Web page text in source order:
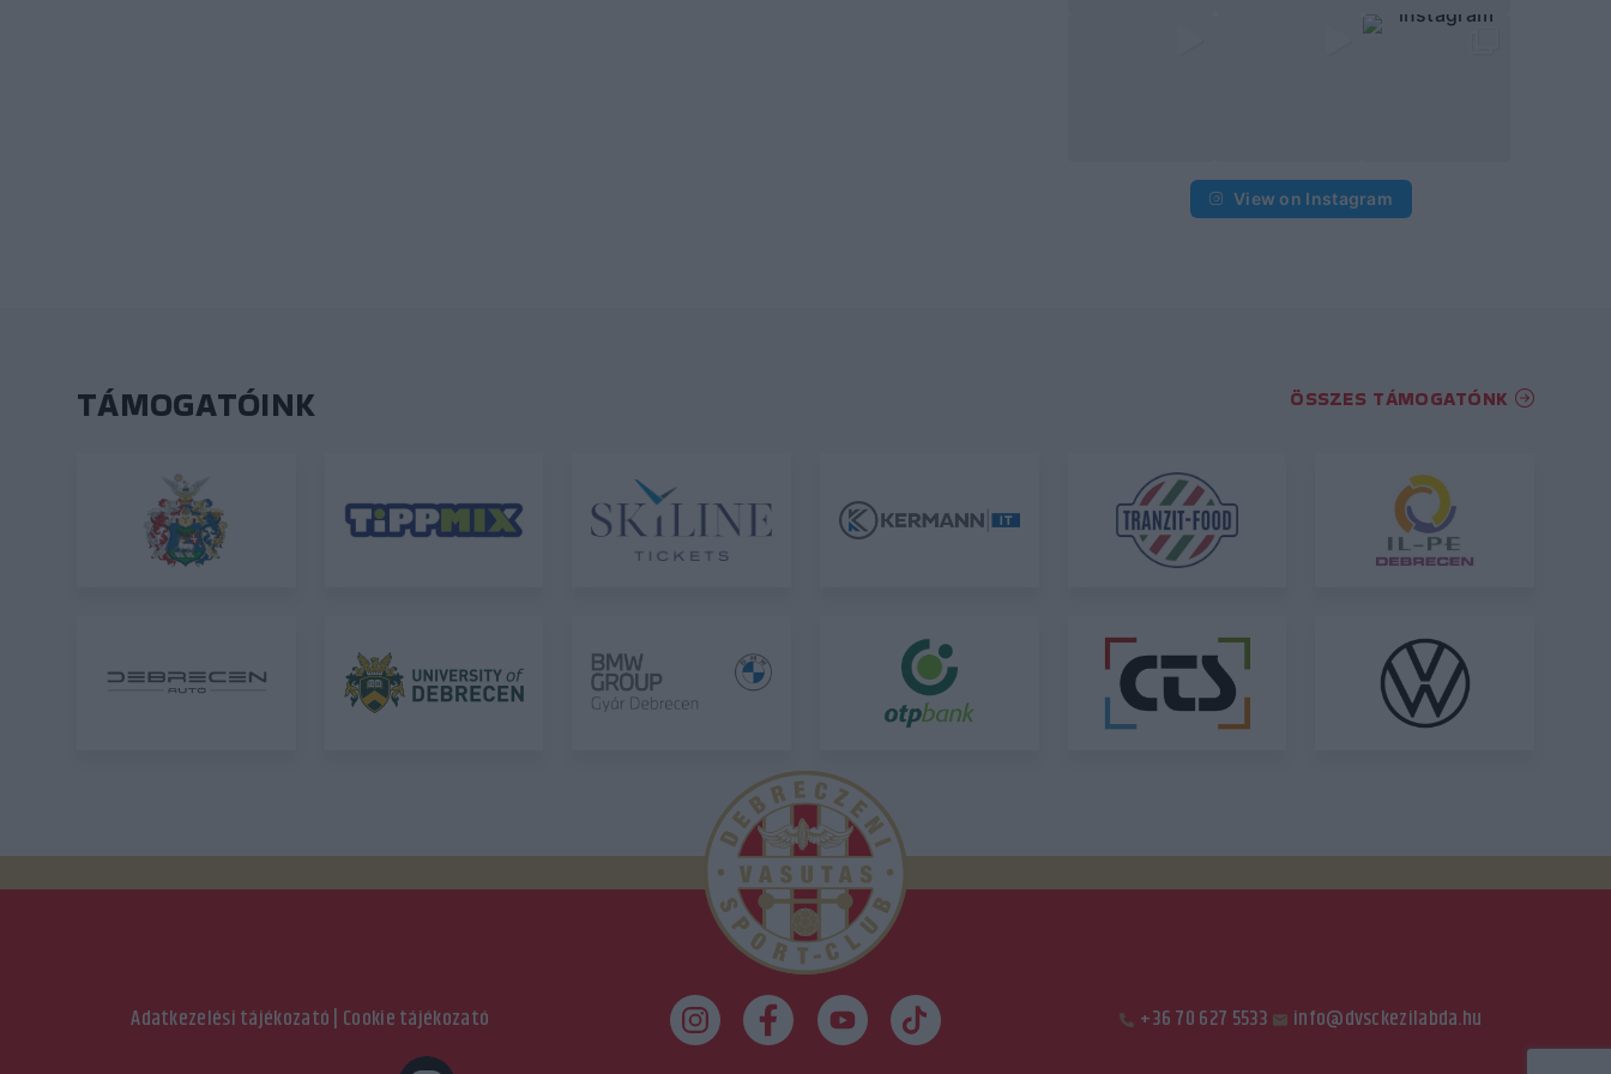
View on Instagram
TÁMOGATÓINK ÖSSZES TÁMOGATÓNK
Adatkezelési tájékozató| Cookie tájékozató +36 70 627 5533 info@dvsckezilabda.hu